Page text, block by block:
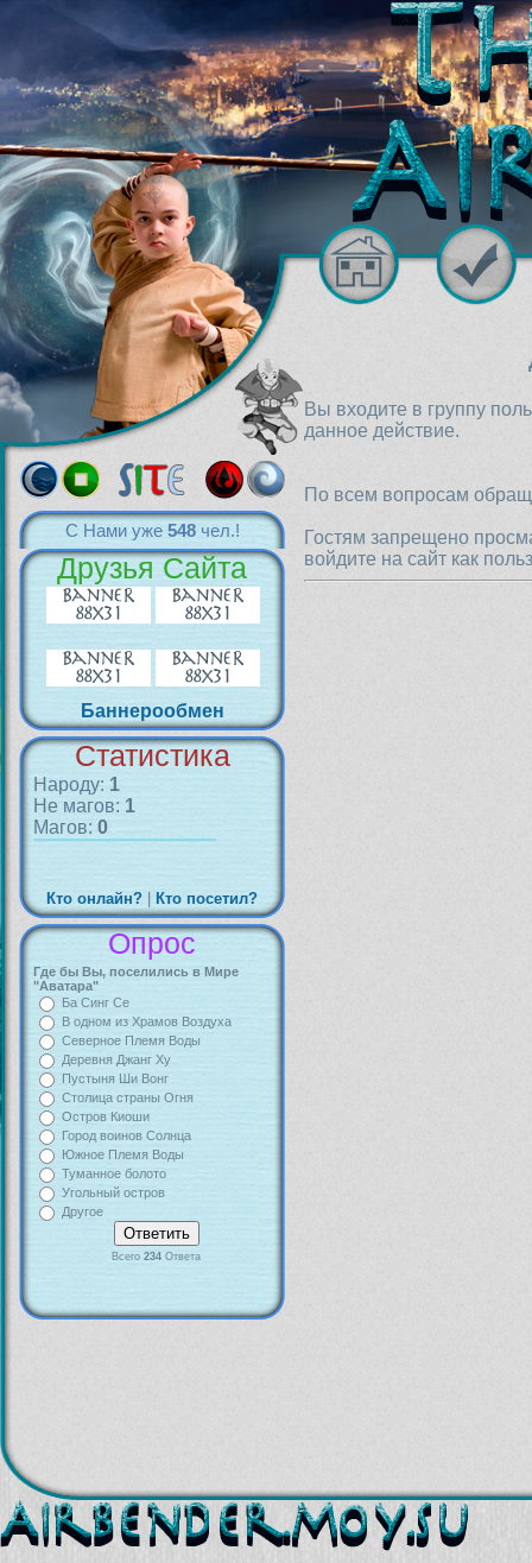
С Нами уже 548чел.!
Друзья Сайта
Баннерообмен
Статистика
Народу: 1
Не магов: 1
Магов: 0
Кто онлайн? Кто посетил?
Опрос
Где бы Вы, поселились в Мире
"Аватара"
Ба Синг Се
В одном из Храмов Воздуха
Северное Племя Воды
Деревня Джанг Ху
Пустыня Ши Вонг
Столица страны Огня
Остров Киоши
Город воинов Солнца
Южное Племя Воды
Туманное болото
Угольный остров
Другое
Всего 234 Ответа
Вы входите в группу
данное действие.
По всем вопросам
Гостям запрещено
войдите на сайт как